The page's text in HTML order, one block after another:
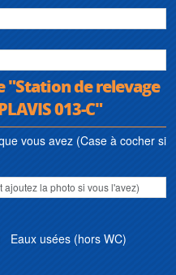
"Station de relevage
013-C"
vous avez (Case à cocher si
Eaux usées (hors WC)